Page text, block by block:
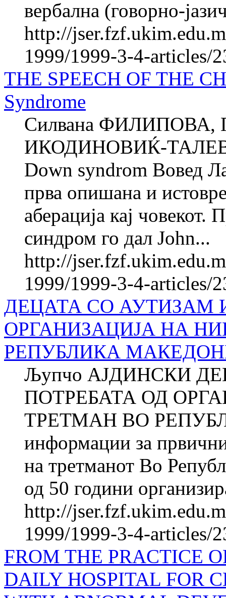
вербална (говорно-
http://
1999/1999-3-4-articles/
THE SPEECH OF THE
Syndromе
Силвана ФИЛИПОВА,
ИКОДИНОВИЌ-
Down syndrom Вовед
прва опишана и
аберација кај
синдром го дал John...
http://
1999/1999-3-4-articles/
ДЕЦАТА СО АУТИЗАМ
ОРГАНИЗАЦИЈА НА
РЕПУБЛИКА
Љупчо АЈДИНСКИ
ПОТРЕБАТА ОД
ТРЕТМАН ВО
информации за
на третманот Во
од 50 години
http://
1999/1999-3-4-articles/
FROM THE PRACTICE
DAILY HOSPITAL FOR